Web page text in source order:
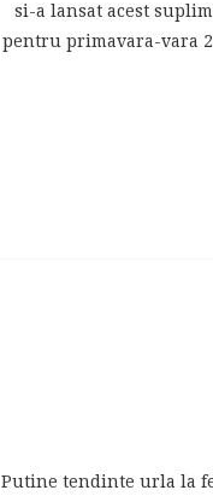
si-a lansat acest
pentru primavara-vara
Putine tendinte urla la